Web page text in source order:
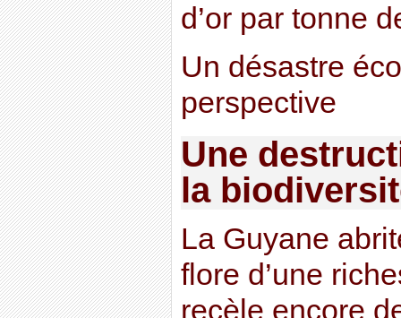
d’or par tonne
Un désastre
perspective
Une
la
La Guyane
flore d’une
recèle encore